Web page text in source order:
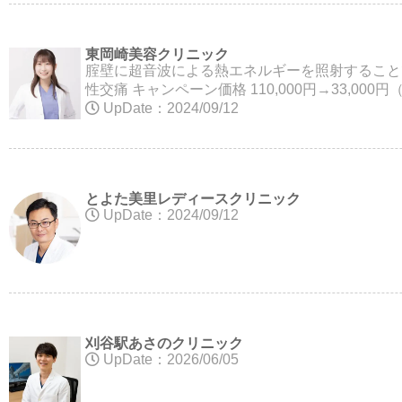
東岡崎美容クリニック
腟壁に超音波による熱エネルギーを照射するこ
性交痛 キャンペーン価格 110,000円→33,000円
UpDate：2024/09/12
とよた美里レディースクリニック
UpDate：2024/09/12
刈谷駅あさのクリニック
UpDate：2026/06/05